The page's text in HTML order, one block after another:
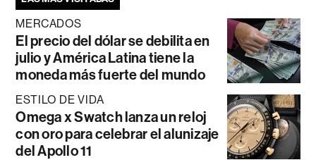
MERCADOS
El precio del dólar se debilita en
julio y América Latina tiene la
moneda más fuerte del mundo
ESTILO DE VIDA
Omega x Swatch lanza un reloj
con oro para celebrar el alunizaje
del Apollo 11